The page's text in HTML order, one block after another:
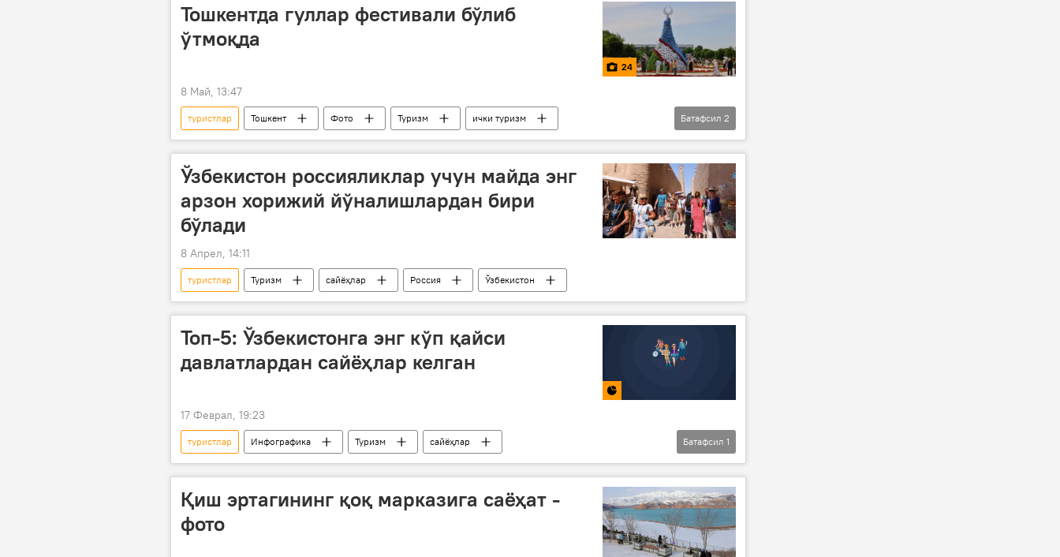
Тошкентда гуллар фестивали бўлиб
ўтмоқда
24
8 Май, 13:47
туристлар Тошкент Фото Туризм
ички туризм
Халқаро гуллар фестивали
сайёҳлар
Батафсил 2
Ўзбекистон россияликлар учун майда энг
арзон хорижий йўналишлардан бири
бўлади
8 Апрел, 14:11
туристлар Туризм сайёҳлар Россия Ўзбекистон
Топ-5: Ўзбекистонга энг кўп қайси
давлатлардан сайёҳлар келган
17 Феврал, 19:23
туристлар Инфографика Туризм
сайёҳлар
Миллий статистика қўмитаси
Ўзбекистон
Батафсил 1
Қиш эртагининг қоқ марказига саёҳат -
фото